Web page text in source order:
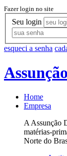
Fazer login no site
Seu login
esqueci a senha
Home
Empresa
A Assunção
matérias-
Norte do